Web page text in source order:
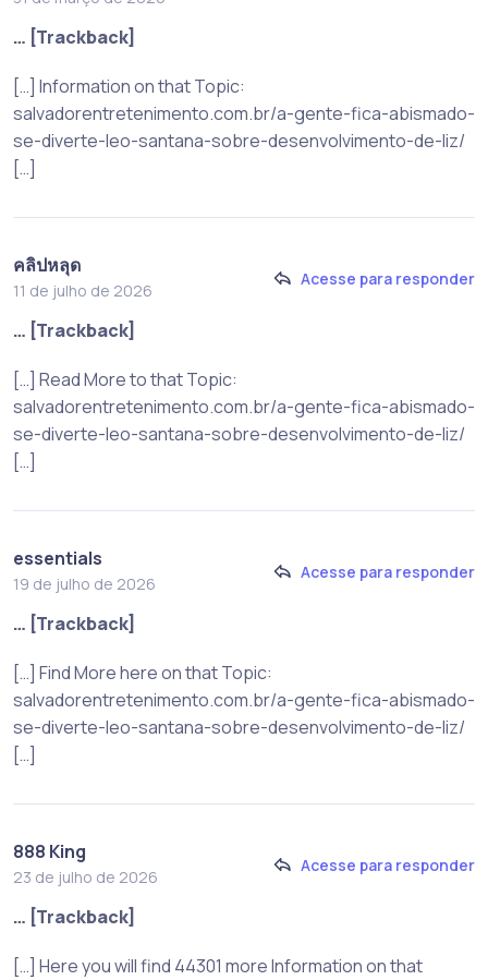
… [Trackback]
[…] Information on that Topic:
salvadorentretenimento.com.br/a-gente-fica-abismado-
se-diverte-leo-santana-sobre-desenvolvimento-de-liz/
[…]
คลิปหลุด
11 de julho de 2026
Acesse para responder
… [Trackback]
[…] Read More to that Topic:
salvadorentretenimento.com.br/a-gente-fica-abismado-
se-diverte-leo-santana-sobre-desenvolvimento-de-liz/
[…]
essentials
19 de julho de 2026
Acesse para responder
… [Trackback]
[…] Find More here on that Topic:
salvadorentretenimento.com.br/a-gente-fica-abismado-
se-diverte-leo-santana-sobre-desenvolvimento-de-liz/
[…]
888 King
23 de julho de 2026
Acesse para responder
… [Trackback]
[…] Here you will find 44301 more Information on that